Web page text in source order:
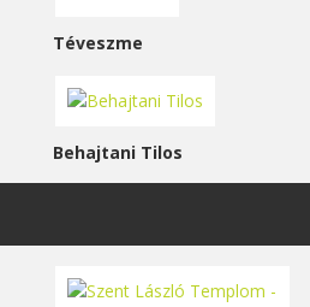
Téveszme
Behajtani Tilos